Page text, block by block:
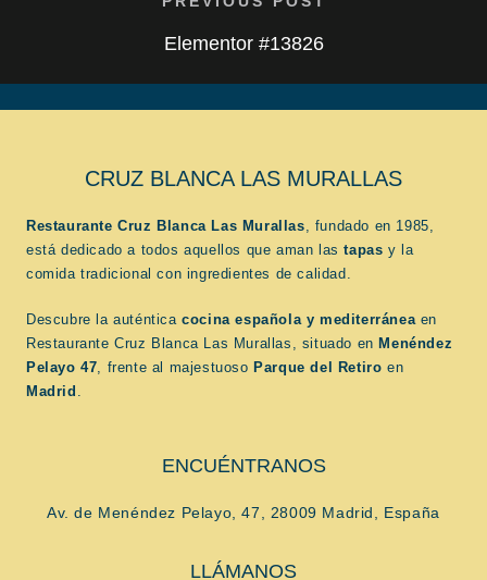
Elementor #13826
CRUZ BLANCA LAS MURALLAS
Restaurante Cruz Blanca Las Murallas, fundado en 1985,
está dedicado a todos aquellos que aman lastapasy la
comida tradicional con ingredientes de calidad.
Descubre la auténticacocina española y mediterráneaen
Restaurante Cruz Blanca Las Murallas, situado en Menéndez
Pelayo 47, frente al majestuoso Parque del Retiro en
Madrid .
ENCUÉNTRANOS
Av. de Menéndez Pelayo, 47, 28009 Madrid, España
LLÁMANOS